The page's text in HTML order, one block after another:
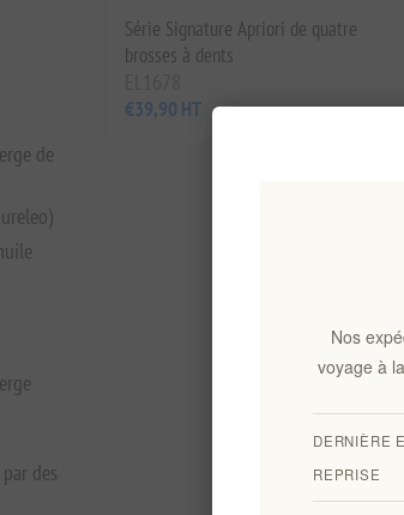
de
des
Série Signature Apriori de quatre
brosses à dents
€39,90 HT
Nos
voyage à
DERNIÈRE
REPRISE